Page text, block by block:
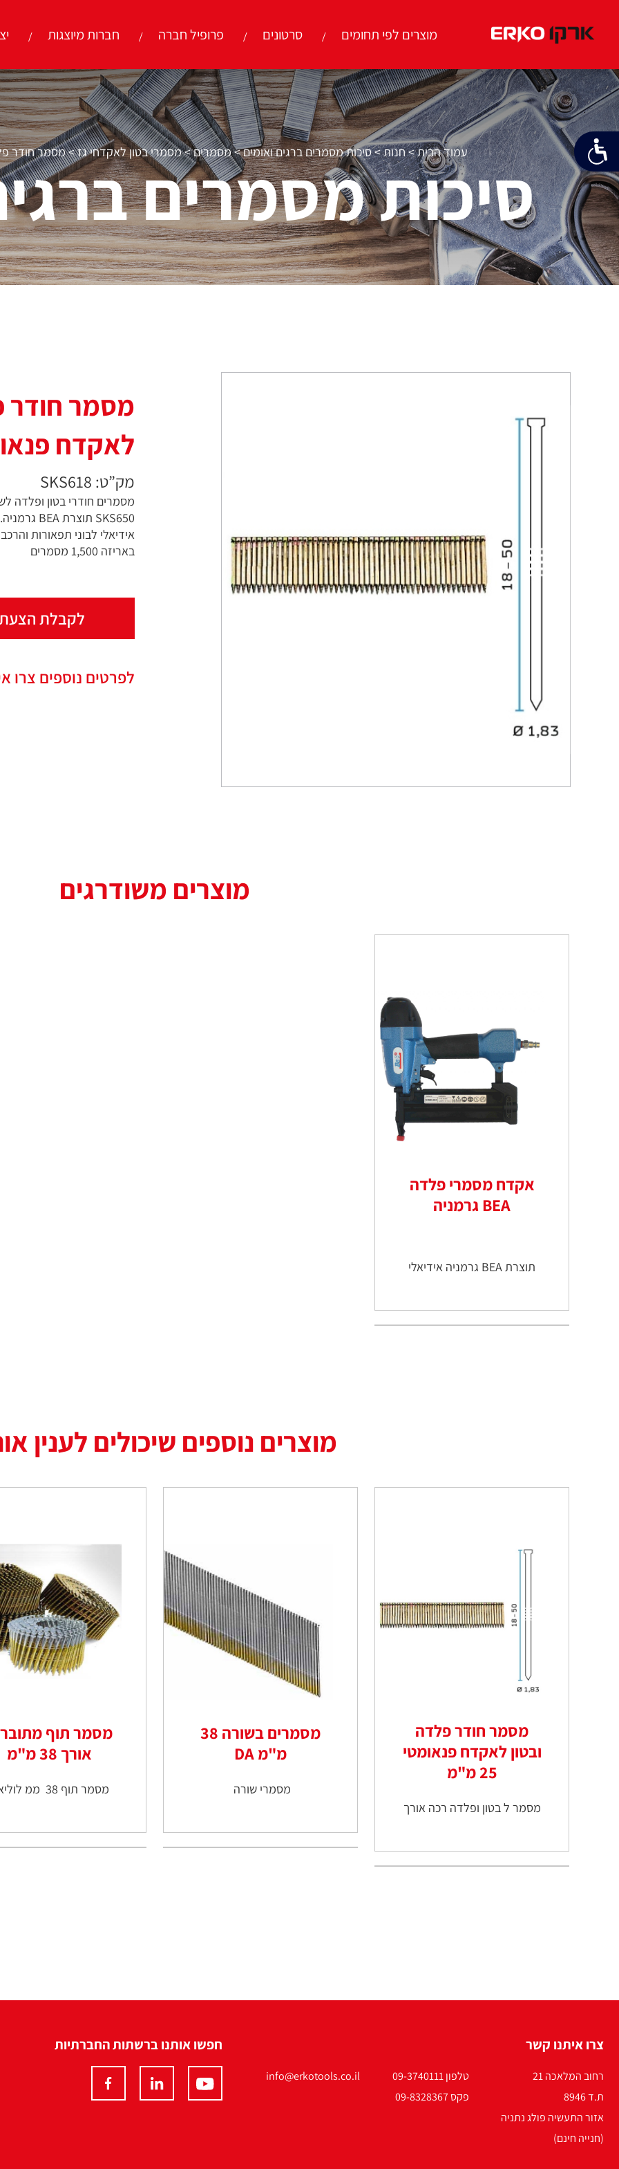
מוצרים לפי תחומים סרטונים פרופיל חברה חברות מיוצגות
עמוד הבית>חנות>סיכות מסמרים ברגים ואומים>מסמרים>מסמרי בטון לאקדחי גז>מסמר חודר סיכות מסמרים
מסמר חודר
לאקדח פנאומטי
מק”ט: SKS618
מסמרים חודרי בטון ופלדה
SKS650 תוצרת BEA גרמניה.
אידיאלי לבוני תפאורות
באריזה 1,500 מסמרים
לקבלת
לפרטים נוספים צרו
מוצרים משודרגים
אקדח מסמרי פלדה
BEA גרמניה
תוצרת BEA גרמניה אידיאלי
מוצרים נוספים שיכולים לענין
מסמר חודר פלדה
ובטון לאקדח פנאומטי
25 מ"מ
מסמר ל בטון ופלדה רכה אורך
מסמרים בשורה 38
מ"מ DA
מסמרי שורה
מסמר תוף
אורך 38 מ"מ
מסמר תוף 38 ממ לוליאני
צרו איתנו קשר
רחוב המלאכה 21
ת.ד 8946
אזור התעשיה פולג נתניה
(חנייה חינם)
טלפון 09-3740111
פקס 09-8328367
info@erkotools.co.il
חפשו אותנו ברשתות החברתיות